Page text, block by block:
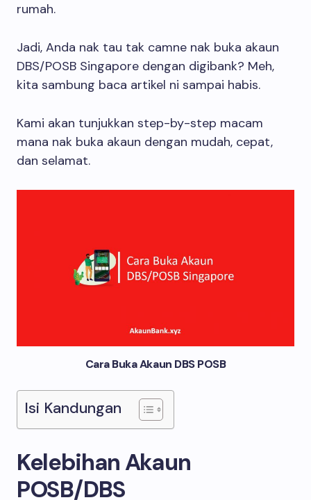
rumah.
Jadi, Anda nak tau tak camne nak buka akaun
DBS/POSB Singapore dengan digibank? Meh,
kita sambung baca artikel ni sampai habis.
Kami akan tunjukkan step-by-step macam
mana nak buka akaun dengan mudah, cepat,
dan selamat.
Cara Buka Akaun DBS POSB
Isi Kandungan
Kelebihan Akaun
POSB/DBS